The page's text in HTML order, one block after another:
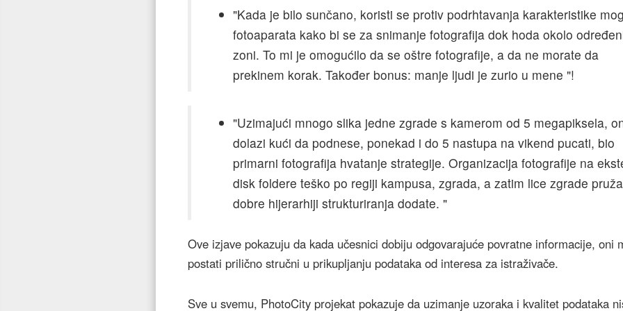
"Kada je bilo sunčano, koristi se protiv podrhtavanja karakteristike mog
fotoaparata kako bi se za snimanje fotografija dok hoda okolo
zoni. To mi je omogućilo da se oštre fotografije, a da ne morate da
prekinem korak. Također bonus: manje ljudi je zurio u mene "!
"Uzimajući mnogo slika jedne zgrade s kamerom od 5 megapiksela,
dolazi kući da podnese, ponekad i do 5 nastupa na vikend pucati, bio
primarni fotografija hvatanje strategije. Organizacija fotografije na
disk foldere teško po regiji kampusa, zgrada, a zatim lice zgrade pruža
dobre hijerarhiji strukturiranja dodate. "
Ove izjave pokazuju da kada učesnici dobiju odgovarajuće povratne informacije, oni
postati prilično stručni u prikupljanju podataka od interesa za istraživače.
Sve u svemu, PhotoCity projekat pokazuje da uzimanje uzoraka i kvalitet podataka